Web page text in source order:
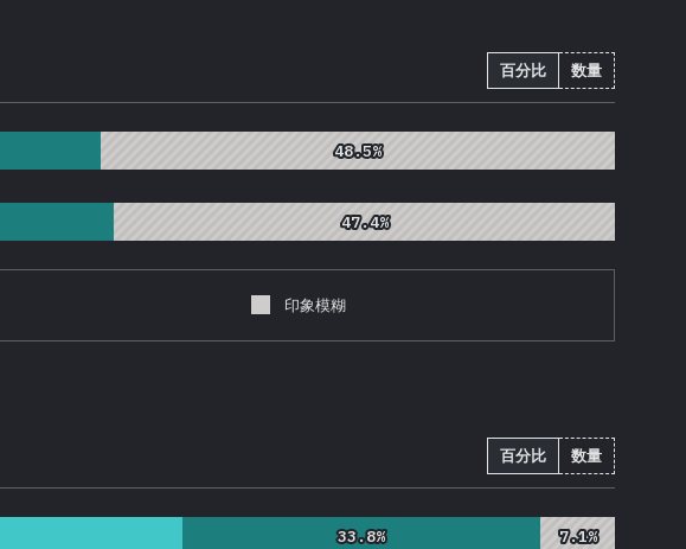
百分比 数量
48.5%
48.5%
47.4%
47.4%
印象模糊
百分比 数量
33.8%
33.8% 7.1%
7.1%